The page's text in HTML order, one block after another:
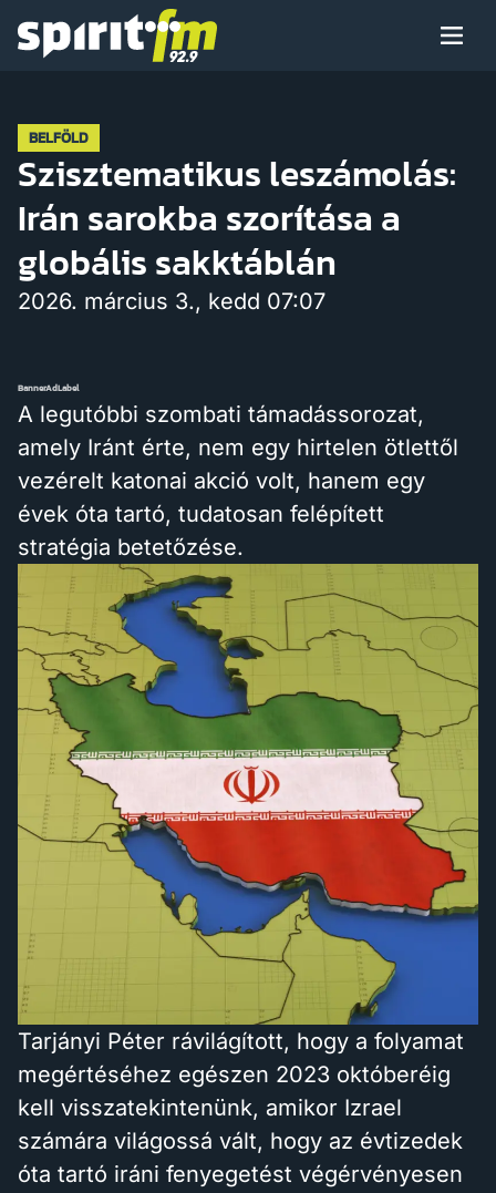
Arcaink
Hírek
BELFÖLD
Szisztematikus leszámolás:
Irán sarokba szorítása a
globális sakktáblán
2026. március 3., kedd 07:07
BannerAdLabel
A legutóbbi szombati támadássorozat,
amely Iránt érte, nem egy hirtelen ötlettől
vezérelt katonai akció volt, hanem egy
évek óta tartó, tudatosan felépített
stratégia betetőzése.
Tarjányi Péter rávilágított, hogy a folyamat
megértéséhez egészen 2023 októberéig
kell visszatekintenünk, amikor Izrael
számára világossá vált, hogy az évtizedek
óta tartó iráni fenyegetést végérvényesen